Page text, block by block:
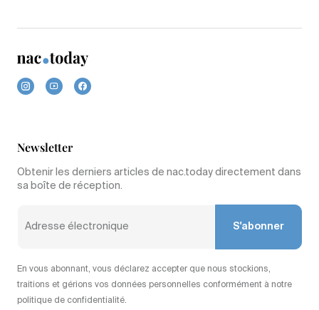
Newsletter
Obtenir les derniers articles de nac.today directement dans
sa boîte de réception.
S'abonner
En vous abonnant, vous déclarez accepter que nous stockions,
traitions et gérions vos données personnelles conformément à notre
politique de confidentialité.